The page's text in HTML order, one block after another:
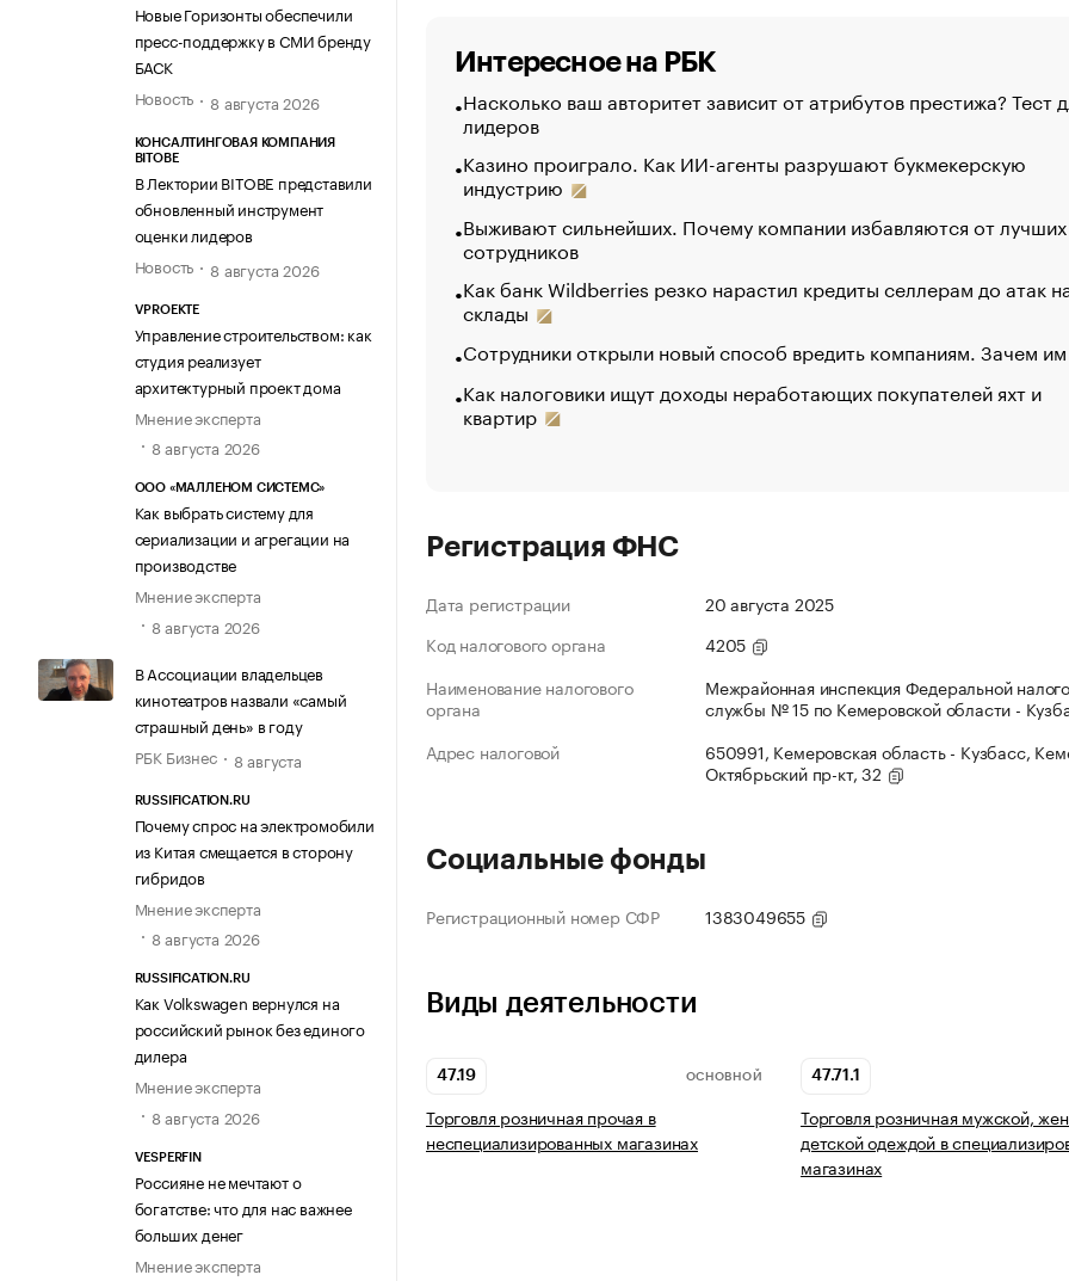
Новые Горизонты обеспечили
пресс-поддержку в СМИ бренду
БАСК
Новость
8 августа 2026
КОНСАЛТИНГОВАЯ КОМПАНИЯ
BITOBE
В Лектории BITOBE представили
обновленный инструмент
оценки лидеров
Новость
8 августа 2026
VPROEKTE
Управление строительством: как
студия реализует
архитектурный проект дома
Мнение эксперта
8 августа 2026
ООО «МАЛЛЕНОМ СИСТЕМС»
Как выбрать систему для
сериализации и агрегации на
производстве
Мнение эксперта
8 августа 2026
В Ассоциации владельцев
кинотеатров назвали «самый
страшный день» в году
РБК Бизнес
8 августа
RUSSIFICATION.RU
Почему спрос на электромобили
из Китая смещается в сторону
гибридов
Мнение эксперта
8 августа 2026
RUSSIFICATION.RU
Как Volkswagen вернулся на
российский рынок без единого
дилера
Мнение эксперта
8 августа 2026
VESPERFIN
Россияне не мечтают о
богатстве: что для нас важнее
больших денег
Мнение эксперта
Интересное на РБК
Насколько ваш авторитет зависит от атрибутов престижа? Тест
лидеров
Казино проиграло. Как ИИ-агенты разрушают букмекерскую
индустрию
Выживают сильнейших. Почему компании избавляются от лучших
сотрудников
Как банк Wildberries резко нарастил кредиты селлерам до атак
склады
Сотрудники открыли новый способ вредить компаниям. Зачем
Как налоговики ищут доходы неработающих покупателей яхт и
квартир
Регистрация ФНС
Дата регистрации
20 августа 2025
Код налогового органа
4205
Наименование налогового
органа
Межрайонная инспекция Федеральной
службы № 15 по Кемеровской области -
Адрес налоговой
650991, Кемеровская область - Кузбасс,
Октябрьский пр-кт, 32
Социальные фонды
Регистрационный номер СФР 1383049655
Виды деятельности
47.19 ОСНОВНОЙ
Торговля розничная прочая в
неспециализированных магазинах
47.71.1
Торговля розничная мужской,
детской одеждой в
магазинах